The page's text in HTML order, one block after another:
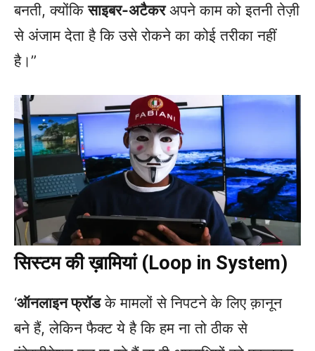
बनती, क्योंकिसाइबर-अटैकरअपने काम को इतनी तेज़ी
से अंजाम देता है कि उसे रोकने का कोई तरीका नहीं
है।”
सिस्टम की ख़ामियां (Loop in System)
‘ऑनलाइन फ्रॉडके मामलों से निपटने के लिए क़ानून
बने हैं, लेकिन फैक्ट ये है कि हम ना तो ठीक से